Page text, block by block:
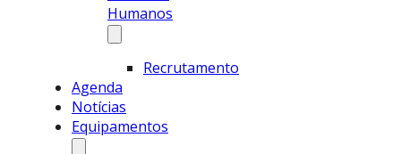
Humanos
Recrutamento
Agenda
Notícias
Equipamentos